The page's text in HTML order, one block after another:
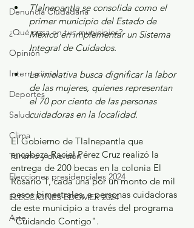
Denuncia Ciudadana
¿Qué pasa en tus municipios?
Opinión
Internacional
Deportes
Salud
Clima
Turismo y diversión
Elecciones presidenciales 2024
ELECCIONES EDOMEX 2024
Arte
Tlalnepantla se consolida como el
primer municipio del Estado de
México en implementar un Sistema
Integral de Cuidados.
La iniciativa busca dignificar la labor
de las mujeres, quienes representan
el 70 por ciento de las personas
cuidadoras en la localidad.
El Gobierno de Tlalnepantla que
encabeza Raciel Pérez Cruz realizó la
entrega de 200 becas en la colonia El
Rosario 1, cada una por un monto de mil
pesos bimestrales, a personas cuidadoras
de este municipio a través del programa
"Cuidando Contigo".